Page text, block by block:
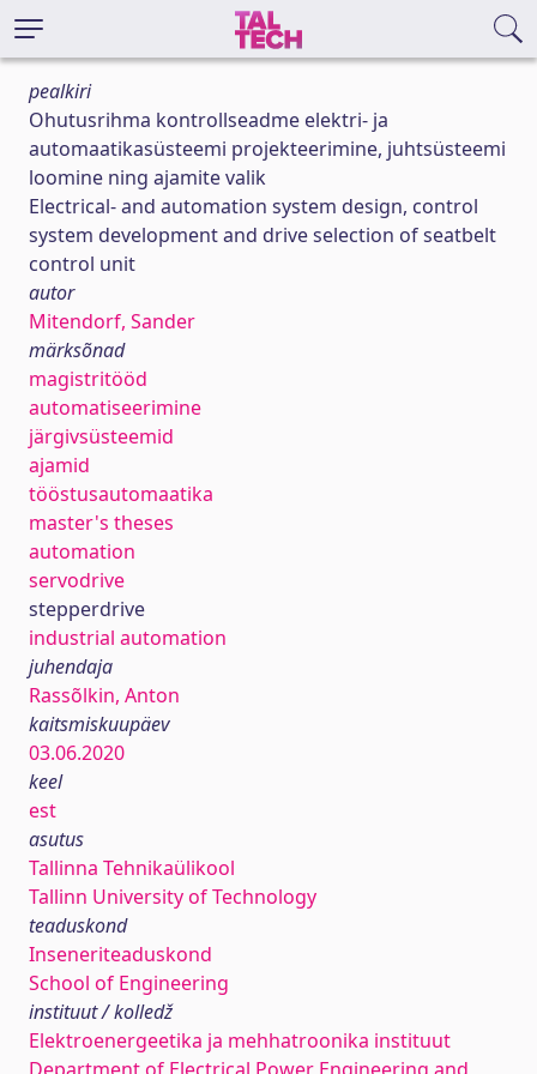
pealkiri
Ohutusrihma kontrollseadme elektri- ja
automaatikasüsteemi projekteerimine, juhtsüsteemi
loomine ning ajamite valik
Electrical- and automation system design, control
system development and drive selection of seatbelt
control unit
autor
Mitendorf, Sander
märksõnad
magistritööd
automatiseerimine
järgivsüsteemid
ajamid
tööstusautomaatika
master's theses
automation
servodrive
stepperdrive
industrial automation
juhendaja
Rassõlkin, Anton
kaitsmiskuupäev
03.06.2020
keel
est
asutus
Tallinna Tehnikaülikool
Tallinn University of Technology
teaduskond
Inseneriteaduskond
School of Engineering
instituut / kolledž
Elektroenergeetika ja mehhatroonika instituut